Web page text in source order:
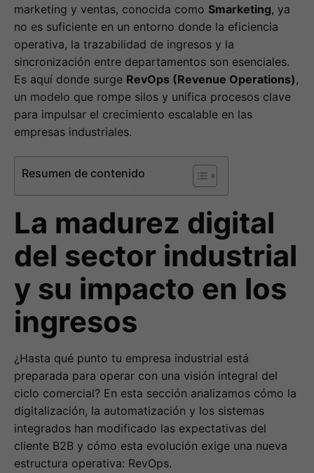
marketing y ventas, conocida como Smarketing, ya
no es suficiente en un entorno donde la eficiencia
operativa, la trazabilidad de ingresos y la
sincronización entre departamentos son esenciales.
Es aquí donde surge RevOps (Revenue Operations),
un modelo que rompe silos y unifica procesos clave
para impulsar el crecimiento escalable en las
empresas industriales.
Resumen de contenido
La madurez digital
del sector industrial
y su impacto en los
ingresos
¿Hasta qué punto tu empresa industrial está
preparada para operar con una visión integral del
ciclo comercial? En esta sección analizamos cómo la
digitalización, la automatización y los sistemas
integrados han modificado las expectativas del
cliente B2B y cómo esta evolución exige una nueva
estructura operativa: RevOps.